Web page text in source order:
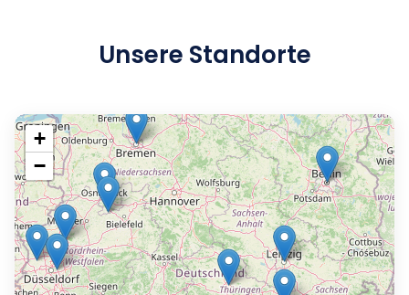
Unsere Standorte
+
−